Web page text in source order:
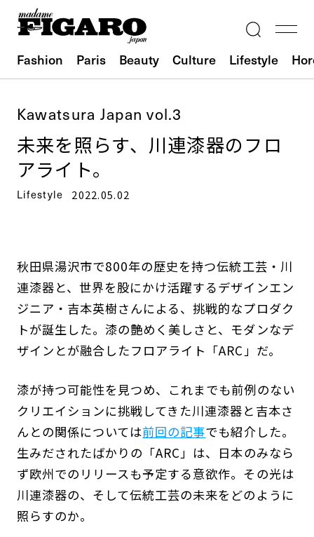
Fashion Paris Beauty Culture Lifestyle
Kawatsura Japan vol.3
未来を照らす、川連漆器のフロ
アライト。
Lifestyle 2022.05.02
秋田県湯沢市で800年の歴史を持つ伝統工芸・川
連漆器と、世界を股にかけ活躍するデザインエン
ジニア・吉本英樹さんによる、挑戦的なプロダク
トが誕生した。漆の艶めく美しさと、モダンなデ
ザインとが融合したフロアライト「ARC」だ。
漆が持つ可能性を見つめ、これまでも前例のない
クリエイションに挑戦してきた川連漆器と吉本さ
んとの関係については前回の記事でも紹介した。
生みだされたばかりの「ARC」は、日本のみなら
ず欧州でのリリースも予定する意欲作。その光は
川連漆器の、そして伝統工芸の未来をどのように
照らすのか。